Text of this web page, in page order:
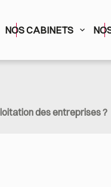
NOS CABINETS
des entreprises ?